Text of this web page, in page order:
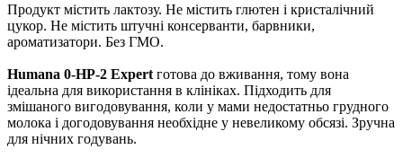
Продукт містить лактозу. Не містить глютен і кристалічний
цукор. Не містить штучні консерванти, барвники,
ароматизатори. Без ГМО.
Humana 0-HP-2 Expert готова до вживання, тому вона
ідеальна для використання в клініках. Підходить для
змішаного вигодовування, коли у мами недостатньо грудного
молока і догодовування необхідне у невеликому обсязі. Зручна
для нічних годувань.